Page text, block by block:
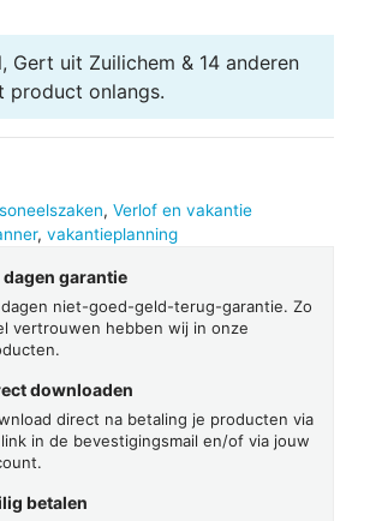
Gert uit Zuilichem & 14 anderen
product onlangs.
, Verlof en vakantie
, vakantieplanning
garantie
niet-goed-geld-terug-garantie. Zo
vertrouwen hebben wij in onze
downloaden
direct na betaling je producten via
in de bevestigingsmail en/of via jouw
betalen